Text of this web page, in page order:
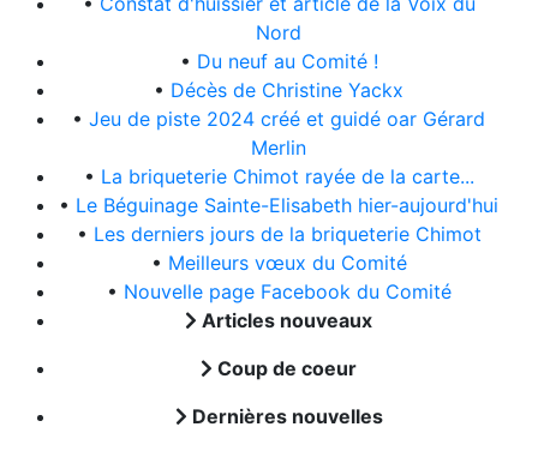
Nord
• Du neuf au Comité !
• Décès de Christine Yackx
• Jeu de piste 2024 créé et guidé oar Gérard
Merlin
• La briqueterie Chimot rayée de la carte...
• Le Béguinage Sainte-Elisabeth hier-aujourd'hui
• Les derniers jours de la briqueterie Chimot
• Meilleurs vœux du Comité
• Nouvelle page Facebook du Comité
Articles nouveaux
Coup de coeur
Dernières nouvelles